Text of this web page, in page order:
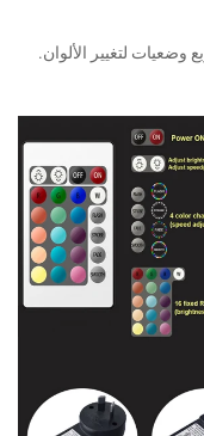
وضعيات لتغيير الألوان.